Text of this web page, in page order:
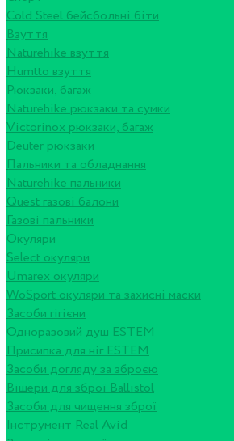
Cold Steel бейсбольні біти
Взуття
Naturehike взуття
Humtto взуття
Рюкзаки, багаж
Naturehike рюкзаки та сумки
Victorinox рюкзаки, багаж
Deuter рюкзаки
Пальники та обладнання
Naturehike пальники
Quest газові балони
Газові пальники
Окуляри
Select окуляри
Umarex окуляри
WoSport окуляри та захисні маски
Засоби гігієни
Одноразовий душ ESTEM
Присипка для ніг ESTEM
Засоби догляду за зброєю
Вішери для зброї Ballistol
Засоби для чищення зброї
Інструмент Real Avid